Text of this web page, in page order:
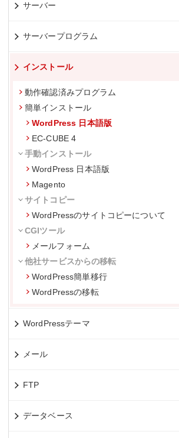
サーバー
サーバープログラム
インストール
動作確認済みプログラム
簡単インストール
WordPress 日本語版
EC-CUBE 4
手動インストール
WordPress 日本語版
Magento
サイトコピー
WordPressのサイトコピーについて
CGIツール
メールフォーム
他社サービスからの移転
WordPress簡単移行
WordPressの移転
WordPressテーマ
メール
FTP
データベース